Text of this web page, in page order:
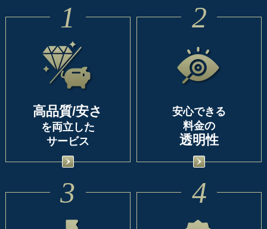
1
高品質/安さ
を両立した
サービス
2
安心できる
料金の
透明性
3 4